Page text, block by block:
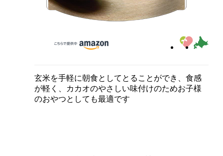
玄米を手軽に朝食としてとることができ、食感
が軽く、カカオのやさしい味付けのためお子様
のおやつとしても最適です